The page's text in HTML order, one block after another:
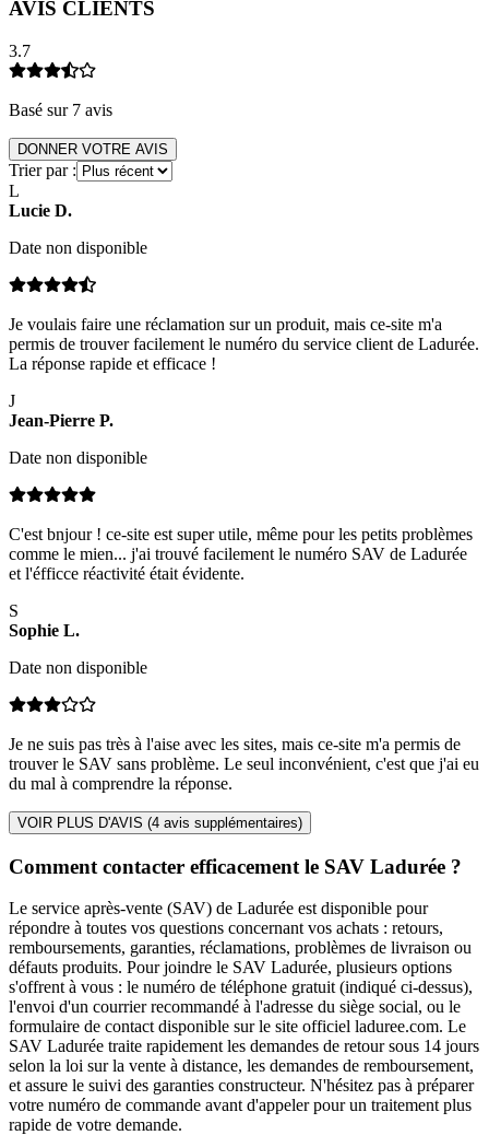
AVIS CLIENTS
3.7
Basé sur 7 avis
DONNER VOTRE AVIS
Trier par :
L
Lucie D.
Date non disponible
Je voulais faire une réclamation sur un produit, mais ce-site m'a
permis de trouver facilement le numéro du service client de Ladurée.
La réponse rapide et efficace !
J
Jean-Pierre P.
Date non disponible
C'est bnjour ! ce-site est super utile, même pour les petits problèmes
comme le mien... j'ai trouvé facilement le numéro SAV de Ladurée
et l'éfficce réactivité était évidente.
S
Sophie L.
Date non disponible
Je ne suis pas très à l'aise avec les sites, mais ce-site m'a permis de
trouver le SAV sans problème. Le seul inconvénient, c'est que j'ai eu
du mal à comprendre la réponse.
VOIR PLUS D'AVIS (4 avis supplémentaires)
Comment contacter efficacement le SAV Ladurée ?
Le service après-vente (SAV) de Ladurée est disponible pour
répondre à toutes vos questions concernant vos achats : retours,
remboursements, garanties, réclamations, problèmes de livraison ou
défauts produits. Pour joindre le SAV Ladurée, plusieurs options
s'offrent à vous : le numéro de téléphone gratuit (indiqué ci-dessus),
l'envoi d'un courrier recommandé à l'adresse du siège social, ou le
formulaire de contact disponible sur le site officiel laduree.com. Le
SAV Ladurée traite rapidement les demandes de retour sous 14 jours
selon la loi sur la vente à distance, les demandes de remboursement,
et assure le suivi des garanties constructeur. N'hésitez pas à préparer
votre numéro de commande avant d'appeler pour un traitement plus
rapide de votre demande.